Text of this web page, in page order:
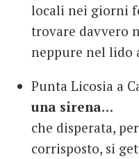
locali nei giorni
trovare davvero
neppure nel lido
Punta Licosia a
una sirena…
che disperata,
corrisposto, si